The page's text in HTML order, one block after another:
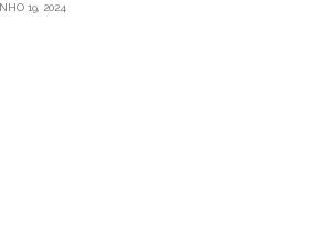
19, 2024